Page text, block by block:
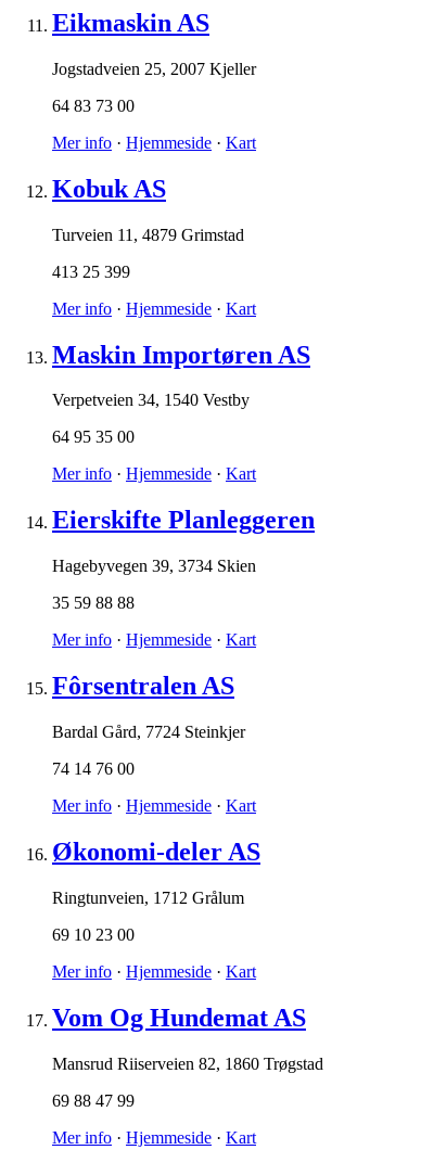
Eikmaskin AS
Jogstadveien 25, 2007 Kjeller
64 83 73 00
Mer info · Hjemmeside · Kart
Kobuk AS
Turveien 11 , 4879 Grimstad
413 25 399
Mer info · Hjemmeside · Kart
Maskin Importøren AS
Verpetveien 34, 1540 Vestby
64 95 35 00
Mer info · Hjemmeside · Kart
Eierskifte Planleggeren
Hagebyvegen 39, 3734 Skien
35 59 88 88
Mer info · Hjemmeside · Kart
Fôrsentralen AS
Bardal Gård, 7724 Steinkjer
74 14 76 00
Mer info · Hjemmeside · Kart
Økonomi-deler AS
Ringtunveien, 1712 Grålum
69 10 23 00
Mer info · Hjemmeside · Kart
Vom Og Hundemat AS
Mansrud Riiserveien 82, 1860 Trøgstad
69 88 47 99
Mer info · Hjemmeside · Kart